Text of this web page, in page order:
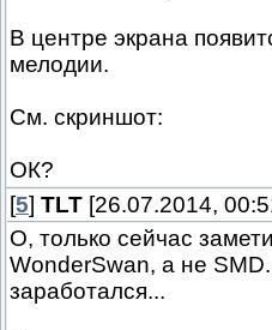
В центре экрана
мелодии.
См. скриншот:
ОК?
[5] TLT [26.07.2014,
О, только сейчас
WonderSwan, а не
заработался...